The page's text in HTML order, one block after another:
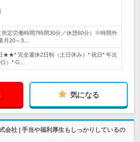
所定労働時間7時間30分／休憩60分）※時間外
月20～3…
完全週休2日制（土日休み）* 祝日* 年次
）* G…
気になる
会社 | 手当や福利厚生もしっかりしているの